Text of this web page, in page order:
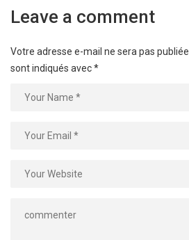
Leave a comment
Votre adresse e-mail ne sera pas publiée.
sont indiqués avec*